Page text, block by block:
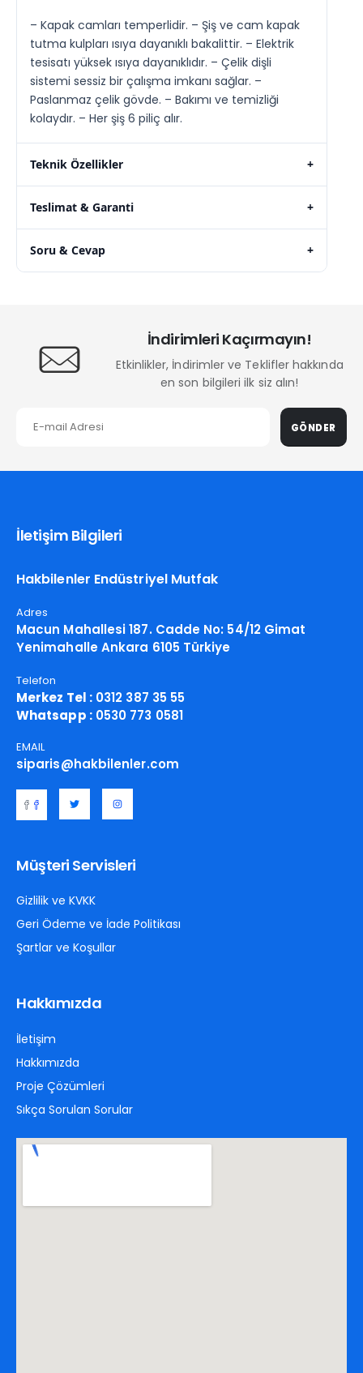
– Kapak camları temperlidir. – Şiş ve cam kapak
tutma kulpları ısıya dayanıklı bakalittir. – Elektrik
tesisatı yüksek ısıya dayanıklıdır. – Çelik dişli
sistemi sessiz bir çalışma imkanı sağlar. –
Paslanmaz çelik gövde. – Bakımı ve temizliği
kolaydır. – Her şiş 6 piliç alır.
Teknik Özellikler +
Teslimat & Garanti +
Soru & Cevap +
İndirimleri Kaçırmayın!
Etkinlikler, İndirimler ve Teklifler hakkında
en son bilgileri ilk siz alın!
GÖNDER
İletişim Bilgileri
Hakbilenler Endüstriyel Mutfak
Adres
Macun Mahallesi 187. Cadde No: 54/12 Gimat
Yenimahalle Ankara 6105 Türkiye
Telefon
Merkez Tel :0312 387 35 55
Whatsapp :0530 773 0581
EMAIL
siparis@hakbilenler.com
Müşteri Servisleri
Gizlilik ve KVKK
Geri Ödeme ve İade Politikası
Şartlar ve Koşullar
Hakkımızda
İletişim
Hakkımızda
Proje Çözümleri
Sıkça Sorulan Sorular